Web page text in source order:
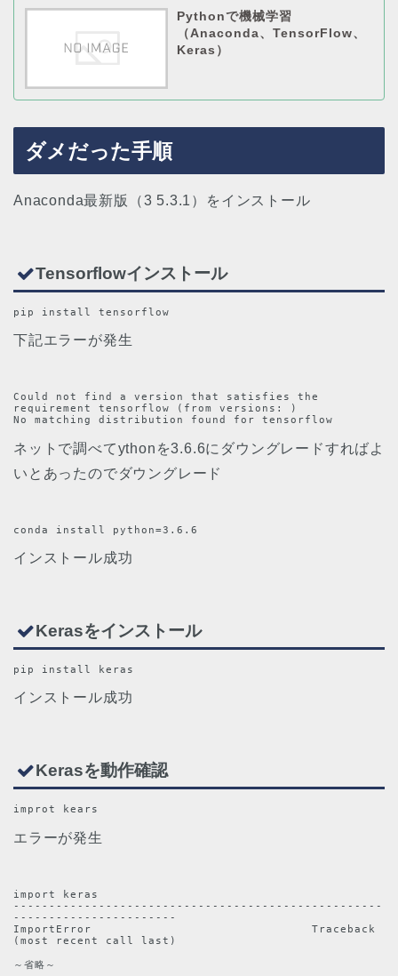
Pythonで機械学習
（Anaconda、TensorFlow、
Keras）
ダメだった手順
Anaconda最新版（3 5.3.1）をインストール
Tensorflowインストール
pip install tensorflow
下記エラーが発生
Could not find a version that satisfies the
requirement tensorflow (from versions: )
No matching distribution found for tensorflow
ネットで調べてythonを3.6.6にダウングレードすればよ
いとあったのでダウングレード
conda install python=3.6.6
インストール成功
Kerasをインストール
pip install keras
インストール成功
Kerasを動作確認
improt kears
エラーが発生
import keras
----------------------------------------------------
-----------------------
ImportError                               Traceback
(most recent call last)
～省略～